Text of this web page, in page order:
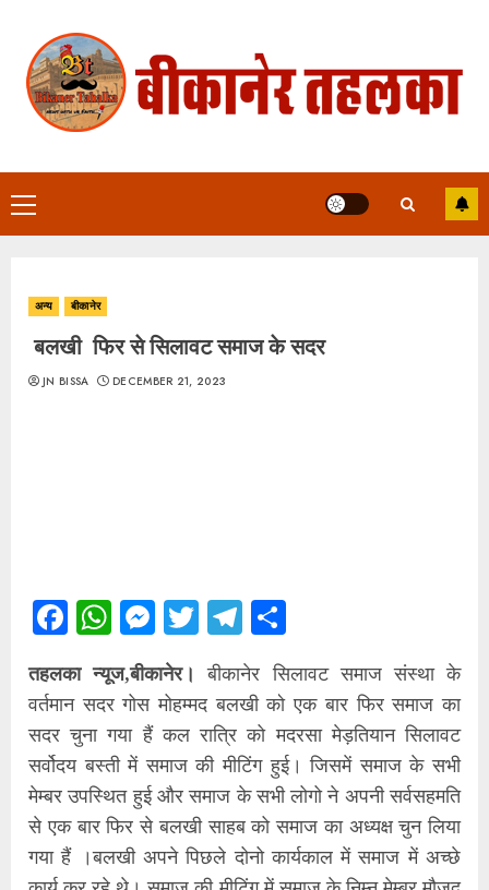
content
Primary
Menu
अन्य बीकानेर
बलखी फिर से सिलावट समाज के सदर
JN BISSA DECEMBER 21, 2023
Facebook
WhatsApp
Messenger
TwitterTelegram
तहलका न्यूज,बीकानेर। बीकानेर सिलावट समाज संस्था के
वर्तमान सदर गोस मोहम्मद बलखी को एक बार फिर समाज का
सदर चुना गया हैं कल रात्रि को मदरसा मेड़तियान सिलावट
सर्वोदय बस्ती में समाज की मीटिंग हुई। जिसमें समाज के सभी
मेम्बर उपस्थित हुई और समाज के सभी लोगो ने अपनी सर्वसहमति
से एक बार फिर से बलखी साहब को समाज का अध्यक्ष चुन लिया
गया हैं ।बलखी अपने पिछले दोनो कार्यकाल में समाज में अच्छे